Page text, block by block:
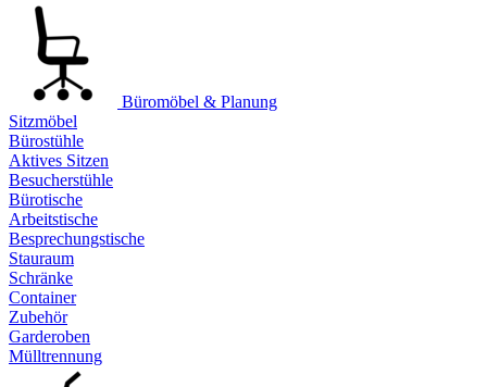
Büromöbel & Planung
Sitzmöbel
Bürostühle
Aktives Sitzen
Besucherstühle
Bürotische
Arbeitstische
Besprechungstische
Stauraum
Schränke
Container
Zubehör
Garderoben
Mülltrennung